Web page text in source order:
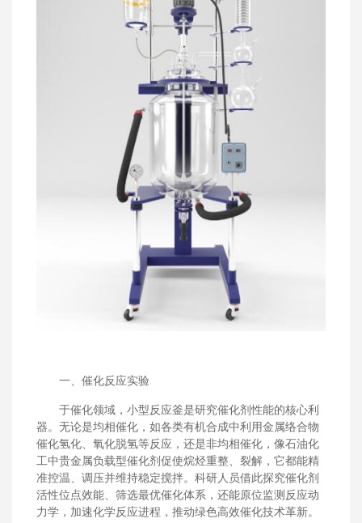
一、催化反应实验
于催化领域，小型反应釜是研究催化剂性能的核心利
器。无论是均相催化，如各类有机合成中利用金属络合物
催化氢化、氧化脱氢等反应，还是非均相催化，像石油化
工中贵金属负载型催化剂促使烷烃重整、裂解，它都能精
准控温、调压并维持稳定搅拌。科研人员借此探究催化剂
活性位点效能、筛选最优催化体系，还能原位监测反应动
力学，加速化学反应进程，推动绿色高效催化技术革新。